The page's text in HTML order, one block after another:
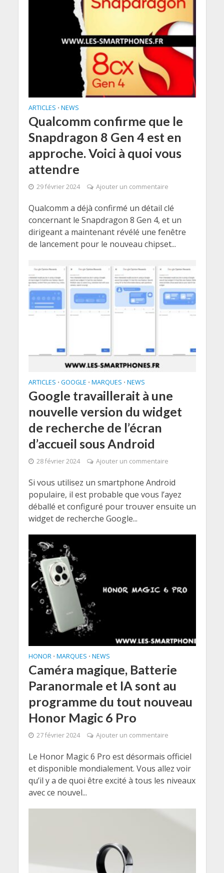
ARTICLES • NEWS
Qualcomm confirme que le
Snapdragon 8 Gen 4 est en
approche. Voici à quoi vous
attendre
29 février 2024 Ajouter un commentaire
Qualcomm a déjà confirmé un détail clé
concernant le Snapdragon 8 Gen 4, et un
dirigeant a maintenant révélé une fenêtre
de lancement pour le nouveau chipset...
ARTICLES • GOOGLE • MARQUES • NEWS
Google travaillerait à une
nouvelle version du widget
de recherche de l’écran
d’accueil sous Android
28 février 2024 Ajouter un commentaire
Si vous utilisez un smartphone Android
populaire, il est probable que vous l’ayez
déballé et configuré pour trouver ensuite un
widget de recherche Google...
HONOR • MARQUES • NEWS
Caméra magique, Batterie
Paranormale et IA sont au
programme du tout nouveau
Honor Magic 6 Pro
27 février 2024 Ajouter un commentaire
Le Honor Magic 6 Pro est désormais officiel
et disponible mondialement. Vous allez voir
qu’il y a de quoi être excité à tous les niveaux
avec ce nouvel...